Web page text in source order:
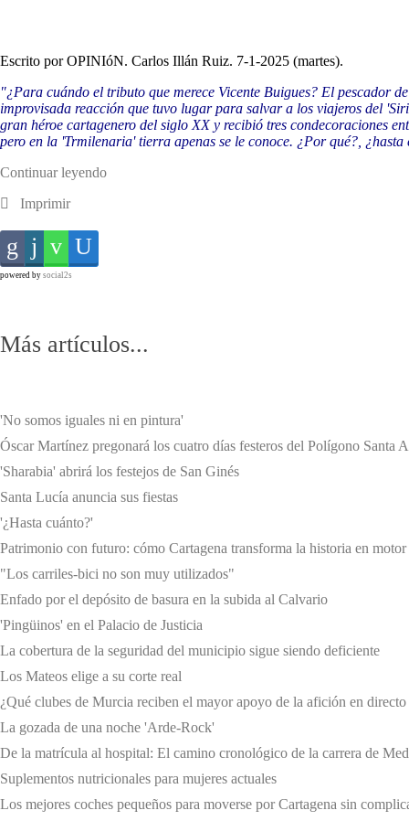
Escrito por OPINIóN. Carlos Illán Ruiz. 7-1-2025 (martes).
"¿Para cuándo el tributo que merece Vicente Buigues? El pescador
improvisada reacción que tuvo lugar para salvar a los viajeros del
gran héroe cartagenero del siglo XX y recibió tres condecoraciones
pero en la 'Trmilenaria' tierra apenas se le conoce. ¿Por qué?, ¿hasta
Continuar leyendo
Imprimir
powered by social2s
Más artículos...
'No somos iguales ni en pintura'
Óscar Martínez pregonará los cuatro días festeros del Polígono Santa
'Sharabia' abrirá los festejos de San Ginés
Santa Lucía anuncia sus fiestas
'¿Hasta cuánto?'
Patrimonio con futuro: cómo Cartagena transforma la historia en
"Los carriles-bici no son muy utilizados"
Enfado por el depósito de basura en la subida al Calvario
'Pingüinos' en el Palacio de Justicia
La cobertura de la seguridad del municipio sigue siendo deficiente
Los Mateos elige a su corte real
¿Qué clubes de Murcia reciben el mayor apoyo de la afición en directo
La gozada de una noche 'Arde-Rock'
De la matrícula al hospital: El camino cronológico de la carrera de
Suplementos nutricionales para mujeres actuales
Los mejores coches pequeños para moverse por Cartagena sin